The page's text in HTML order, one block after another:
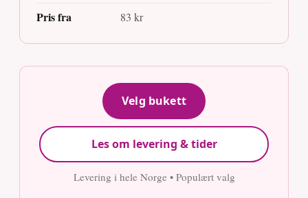
Pris fra 83 kr
Velg bukett
Les om levering & tider
Levering i hele Norge • Populært valg